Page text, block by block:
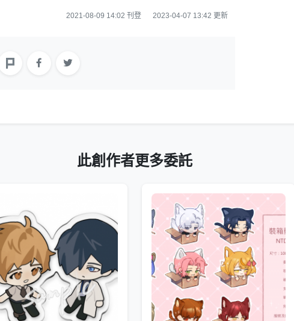
2021-08-09 14:02 刊登 2023-04-07 13:42 更新
此創作者更多委託